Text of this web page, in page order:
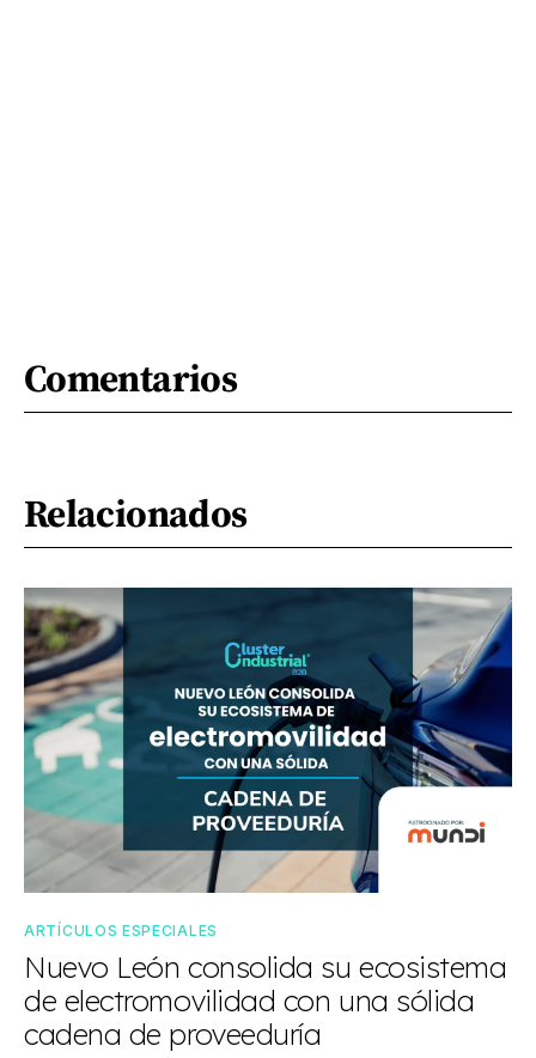
Comentarios
Relacionados
ARTÍCULOS ESPECIALES
Nuevo León consolida su ecosistema
de electromovilidad con una sólida
cadena de proveeduría